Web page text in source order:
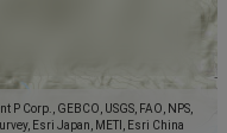
Corp., GEBCO, USGS, FAO, NPS,
Esri Japan, METI, Esri China